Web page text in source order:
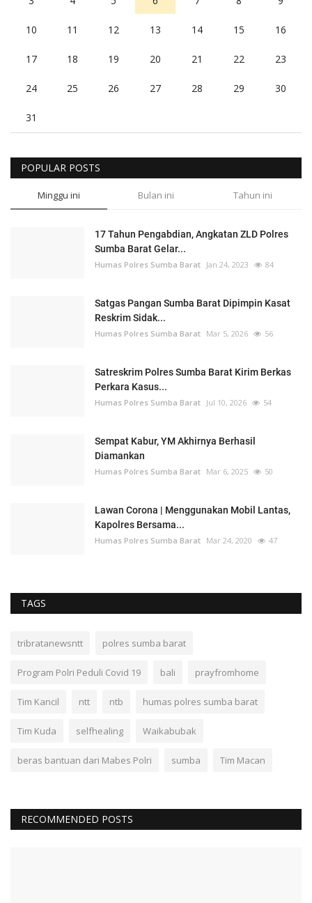
10 11 12 13 14 15 16
17 18 19 20 21 22 23
24 25 26 27 28 29 30
31
POPULAR POSTS
Minggu ini Bulan ini Tahun ini
17 Tahun Pengabdian, Angkatan ZLD Polres
Sumba Barat Gelar...
Humas Polres Sumba Barat Jan 24, 2023 84
Satgas Pangan Sumba Barat Dipimpin Kasat
Reskrim Sidak...
Humas Polres Sumba Barat Mar 5, 2026 56
Satreskrim Polres Sumba Barat Kirim Berkas
Perkara Kasus...
Humas Polres Sumba Barat Jul 10, 2026 54
Sempat Kabur, YM Akhirnya Berhasil
Diamankan
Humas Polres Sumba Barat Mar 6, 2025 50
Lawan Corona | Menggunakan Mobil Lantas,
Kapolres Bersama...
Humas Polres Sumba Barat Mar 24, 2020 47
TAGS
tribratanewsntt polres sumba barat
Program Polri Peduli Covid 19 bali prayfromhome
Tim Kancil ntt ntb humas polres sumba barat
Tim Kuda selfhealing Waikabubak
beras bantuan dari Mabes Polri sumba Tim Macan
RECOMMENDED POSTS